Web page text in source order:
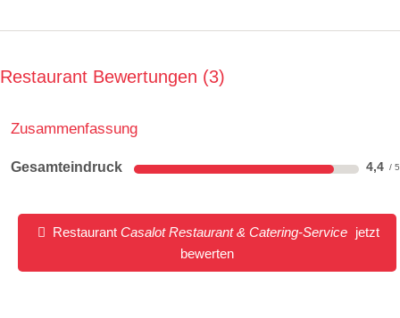
Restaurant Bewertungen 3
Zusammenfassung
Gesamteindruck 4,4
RestaurantCasalot Restaurant & Catering-Service jetzt
bewerten